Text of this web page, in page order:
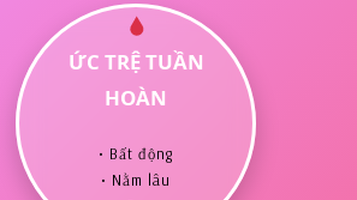
ỨC TRỆ TUẦN
HOÀN
• Bất động
• Nằm lâu